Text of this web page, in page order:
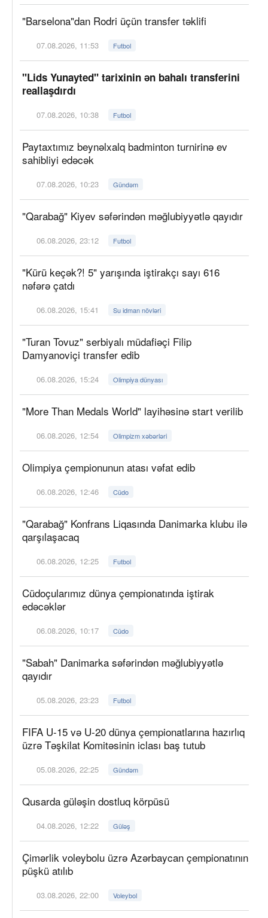
"Barselona"dan Rodri üçün transfer təklifi
07.08.2026, 11:53 Futbol
"Lids Yunayted" tarixinin ən bahalı transferini
reallaşdırdı
07.08.2026, 10:38 Futbol
Paytaxtımız beynəlxalq badminton turnirinə ev
sahibliyi edəcək
07.08.2026, 10:23 Gündəm
"Qarabağ" Kiyev səfərindən məğlubiyyətlə qayıdır
06.08.2026, 23:12 Futbol
"Kürü keçək?! 5" yarışında iştirakçı sayı 616
nəfərə çatdı
06.08.2026, 15:41 Su idman növləri
"Turan Tovuz" serbiyalı müdafiəçi Filip
Damyanoviçi transfer edib
06.08.2026, 15:24 Olimpiya dünyası
"More Than Medals World" layihəsinə start verilib
06.08.2026, 12:54 Olimpizm xəbərləri
Olimpiya çempionunun atası vəfat edib
06.08.2026, 12:46 Cüdo
"Qarabağ" Konfrans Liqasında Danimarka klubu ilə
qarşılaşacaq
06.08.2026, 12:25 Futbol
Cüdoçularımız dünya çempionatında iştirak
edəcəklər
06.08.2026, 10:17 Cüdo
"Sabah" Danimarka səfərindən məğlubiyyətlə
qayıdır
05.08.2026, 23:23 Futbol
FIFA U-15 və U-20 dünya çempionatlarına hazırlıq
üzrə Təşkilat Komitəsinin iclası baş tutub
05.08.2026, 22:25 Gündəm
Qusarda güləşin dostluq körpüsü
04.08.2026, 12:22 Güləş
Çimərlik voleybolu üzrə Azərbaycan çempionatının
püşkü atılıb
03.08.2026, 22:00 Voleybol